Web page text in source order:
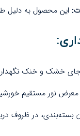
این محصول به دلیل
خشک و خنک
معرض نور مستقیم
بسته‌بندی، در ظروف